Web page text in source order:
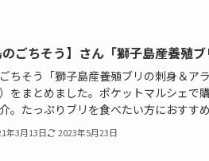
のごちそう】さん「獅子島産養殖
ちそう「獅子島産養殖ブリの刺身＆ア
をまとめました。ポケットマルシェで
。たっぷりブリを食べたい方におすすめ
年3月13日 2023年5月23日